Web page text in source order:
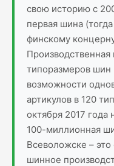
свою историю с
первая шина
финскому
типоразмеров шин
возможности
артикулов в 120
октября 2017
100-миллионная
Всеволожске –
шинное